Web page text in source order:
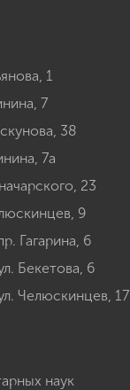
1
7
38
7а
23
9
Гагарина, 6
Бекетова, 6
Челюскинцев, 17
наук